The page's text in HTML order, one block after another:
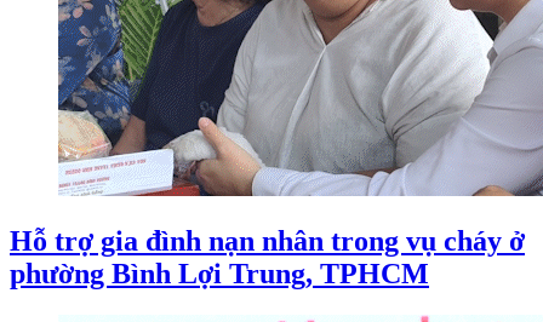
Hỗ trợ gia đình nạn nhân trong vụ cháy ở
phường Bình Lợi Trung, TPHCM